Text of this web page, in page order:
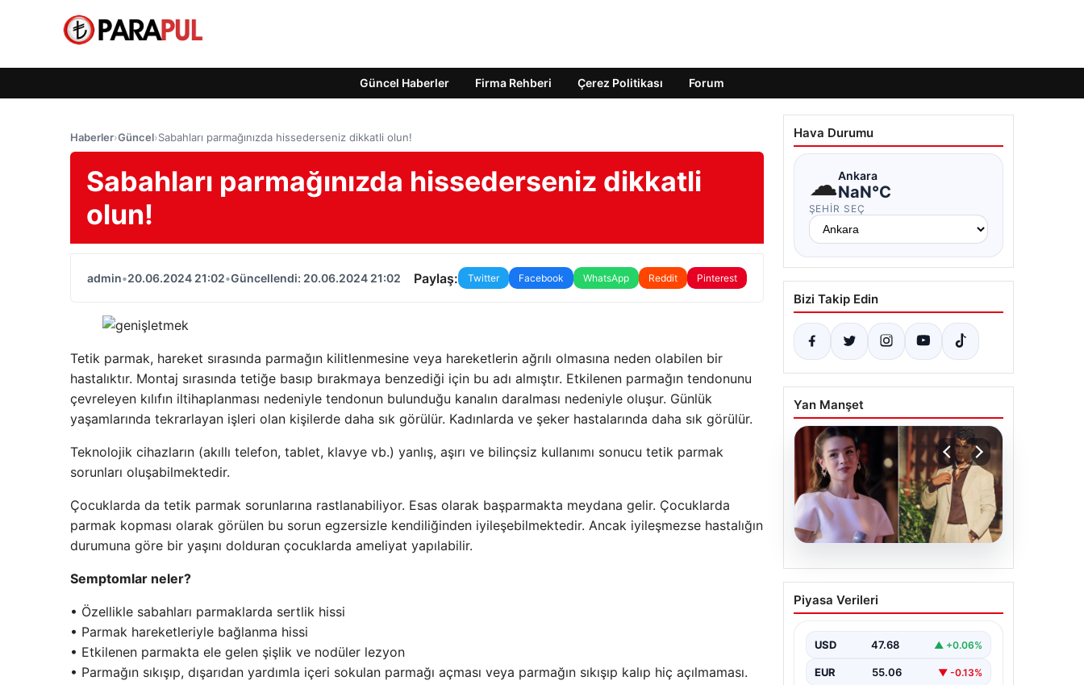
Güncel Haberler Firma Rehberi Çerez Politikası Forum
Haberler›Güncel›Sabahları parmağınızda hissederseniz dikkatli olun!
Sabahları parmağınızda hissederseniz dikkatli
olun!
admin•20.06.2024 21:02•Güncellendi: 20.06.2024 21:02 Paylaş: Twitter Facebook WhatsApp Reddit Pinterest
Tetik parmak, hareket sırasında parmağın kilitlenmesine veya hareketlerin ağrılı olmasına neden olabilen bir
hastalıktır. Montaj sırasında tetiğe basıp bırakmaya benzediği için bu adı almıştır. Etkilenen parmağın tendonunu
çevreleyen kılıfın iltihaplanması nedeniyle tendonun bulunduğu kanalın daralması nedeniyle oluşur. Günlük
yaşamlarında tekrarlayan işleri olan kişilerde daha sık görülür. Kadınlarda ve şeker hastalarında daha sık görülür.
Teknolojik cihazların (akıllı telefon, tablet, klavye vb.) yanlış, aşırı ve bilinçsiz kullanımı sonucu tetik parmak
sorunları oluşabilmektedir.
Çocuklarda da tetik parmak sorunlarına rastlanabiliyor. Esas olarak başparmakta meydana gelir. Çocuklarda
parmak kopması olarak görülen bu sorun egzersizle kendiliğinden iyileşebilmektedir. Ancak iyileşmezse hastalığın
durumuna göre bir yaşını dolduran çocuklarda ameliyat yapılabilir.
Semptomlar neler?
• Özellikle sabahları parmaklarda sertlik hissi
• Parmak hareketleriyle bağlanma hissi
• Etkilenen parmakta ele gelen şişlik ve nodüler lezyon
• Parmağın sıkışıp, dışarıdan yardımla içeri sokulan parmağı açması veya parmağın sıkışıp kalıp hiç açılmaması.
Hava Durumu
☁Ankara
NaN°C
ŞEHIR SEÇ
Bizi Takip Edin
Yan Manşet
05.08.2026
‘Yeraltı’ dizisinde şok
olay! Babası suç
‘Kızımla reşit olmadığı
halde…’
Piyasa Verileri
USD 47.68 ▲ +0.06%
EUR 55.06 ▼ -0.13%